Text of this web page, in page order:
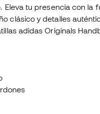
Eleva tu presencia con la
clásico y detalles
adidas Originals